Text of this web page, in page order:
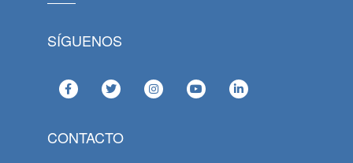
SÍGUENOS
CONTACTO